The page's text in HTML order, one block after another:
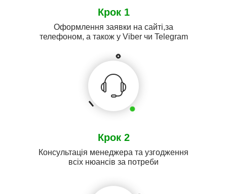
Крок 1
Оформлення заявки на сайті,за
телефоном, а також у Viber чи Telegram
Крок 2
Консультація менеджера та узгодження
всіх нюансів за потреби